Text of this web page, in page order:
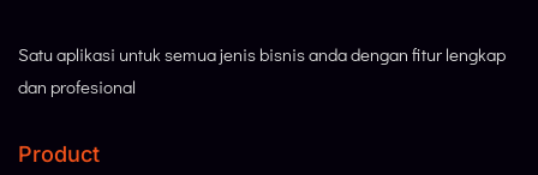
Satu aplikasi untuk semua jenis bisnis anda dengan fitur lengkap
dan profesional
Product